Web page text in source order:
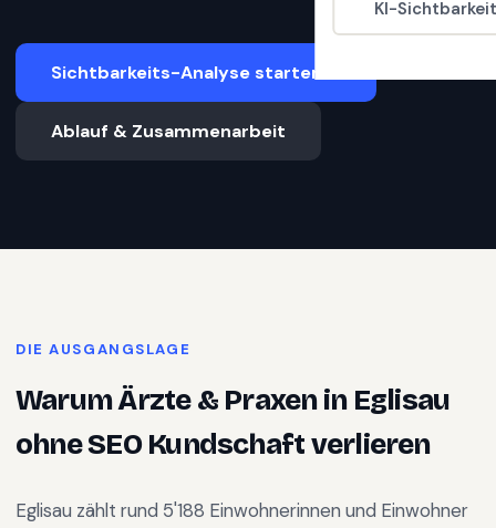
KI-
Sichtbarkeits-Analyse starten
Ablauf & Zusammenarbeit
DIE AUSGANGSLAGE
WarumÄrzte & Praxenin Eglisau
ohne SEO Kundschaft verlieren
Eglisau zählt rund 5'188 Einwohnerinnen und Einwohner